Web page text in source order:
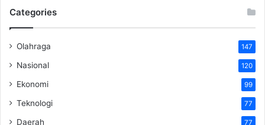
Categories
Olahraga 147
Nasional 120
Ekonomi 99
Teknologi 77
Daerah 77